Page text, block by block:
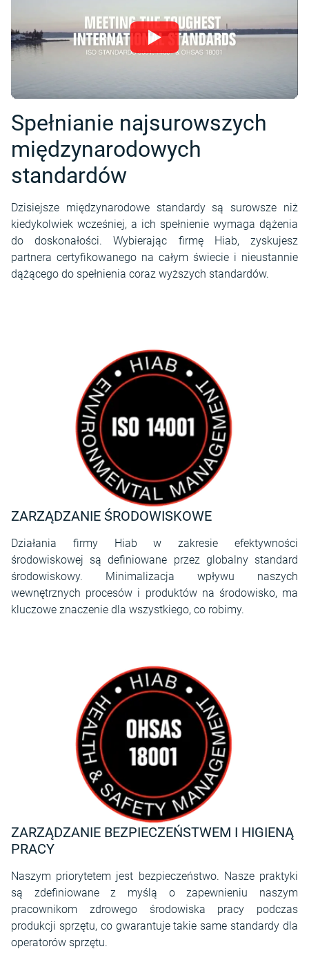
Spełnianie najsurowszych
międzynarodowych
standardów
Dzisiejsze międzynarodowe standardy są surowsze niż
kiedykolwiek wcześniej, a ich spełnienie wymaga dążenia
do doskonałości. Wybierając firmę Hiab, zyskujesz
partnera certyfikowanego na całym świecie i nieustannie
dążącego do spełnienia coraz wyższych standardów.
ZARZĄDZANIE ŚRODOWISKOWE
Działania firmy Hiab w zakresie efektywności
środowiskowej są definiowane przez globalny standard
środowiskowy. Minimalizacja wpływu naszych
wewnętrznych procesów i produktów na środowisko, ma
kluczowe znaczenie dla wszystkiego, co robimy.
ZARZĄDZANIE BEZPIECZEŃSTWEM I HIGIENĄ
PRACY
Naszym priorytetem jest bezpieczeństwo. Nasze praktyki
są zdefiniowane z myślą o zapewnieniu naszym
pracownikom zdrowego środowiska pracy podczas
produkcji sprzętu, co gwarantuje takie same standardy dla
operatorów sprzętu.